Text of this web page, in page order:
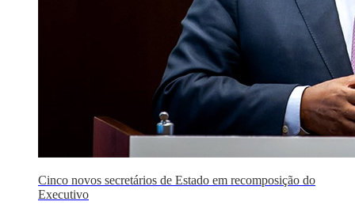
Cinco novos secretários de Estado em recomposição do
Executivo